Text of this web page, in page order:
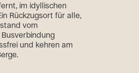
im idyllischen
Rückzugsort für alle,
vom
und kehren am